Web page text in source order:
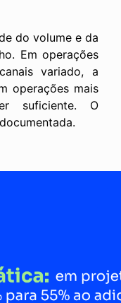
do volume e da
Em operações
variado, a
operações mais
suficiente. O